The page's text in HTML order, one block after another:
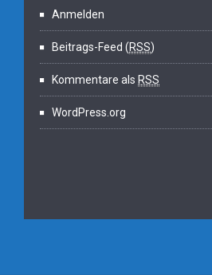
Anmelden
Beitrags-Feed (RSS)
Kommentare als RSS
WordPress.org